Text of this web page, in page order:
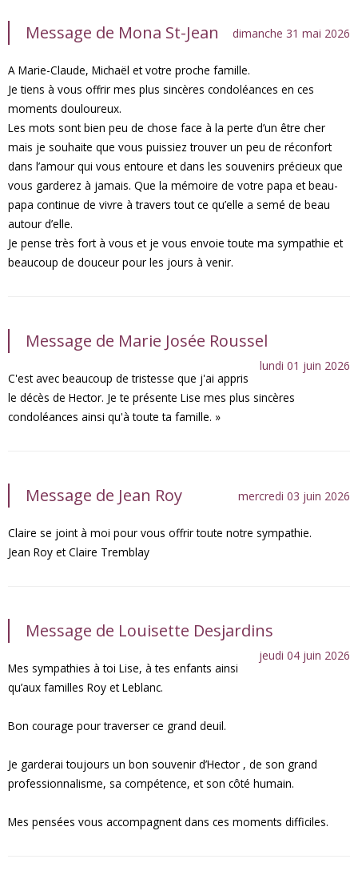
Message de Mona St-Jean dimanche 31 mai 2026
A Marie-Claude, Michaël et votre proche famille.
Je tiens à vous offrir mes plus sincères condoléances en ces
moments douloureux.
Les mots sont bien peu de chose face à la perte d’un être cher
mais je souhaite que vous puissiez trouver un peu de réconfort
dans l’amour qui vous entoure et dans les souvenirs précieux que
vous garderez à jamais. Que la mémoire de votre papa et beau-
papa continue de vivre à travers tout ce qu’elle a semé de beau
autour d’elle.
Je pense très fort à vous et je vous envoie toute ma sympathie et
beaucoup de douceur pour les jours à venir.
Message de Marie Josée Roussel
lundi 01 juin 2026
C'est avec beaucoup de tristesse que j'ai appris
le décès de Hector. Je te présente Lise mes plus sincères
condoléances ainsi qu'à toute ta famille. »
Message de Jean Roy mercredi 03 juin 2026
Claire se joint à moi pour vous offrir toute notre sympathie.
Jean Roy et Claire Tremblay
Message de Louisette Desjardins
jeudi 04 juin 2026
Mes sympathies à toi Lise, à tes enfants ainsi
qu’aux familles Roy et Leblanc.
Bon courage pour traverser ce grand deuil.
Je garderai toujours un bon souvenir d’Hector , de son grand
professionnalisme, sa compétence, et son côté humain.
Mes pensées vous accompagnent dans ces moments difficiles.